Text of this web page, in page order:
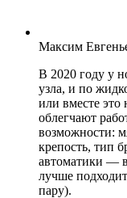
Максим
В 2020 году у
узла, и по
или вместе это
облегчают
возможности:
крепость, тип
автоматики —
лучше
пару).